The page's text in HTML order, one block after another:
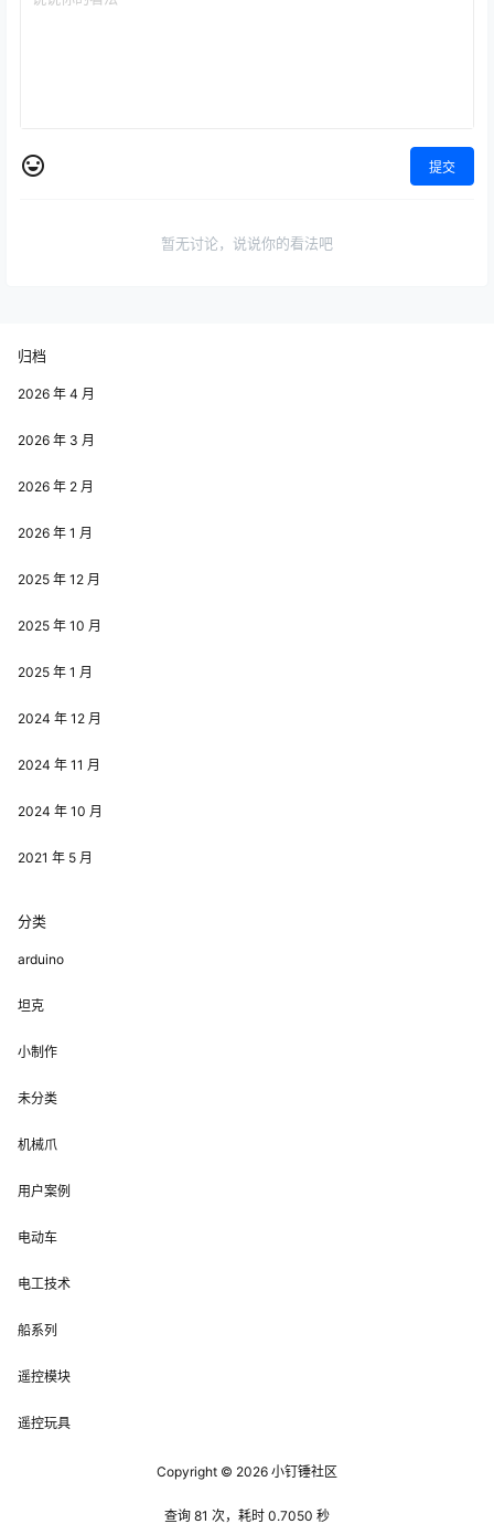
提交
暂无讨论，说说你的看法吧
归档
2026 年 4 月
2026 年 3 月
2026 年 2 月
2026 年 1 月
2025 年 12 月
2025 年 10 月
2025 年 1 月
2024 年 12 月
2024 年 11 月
2024 年 10 月
2021 年 5 月
分类
arduino
坦克
小制作
未分类
机械爪
用户案例
电动车
电工技术
船系列
遥控模块
遥控玩具
Copyright © 2026 小钉锤社区
查询 81 次，耗时 0.7050 秒